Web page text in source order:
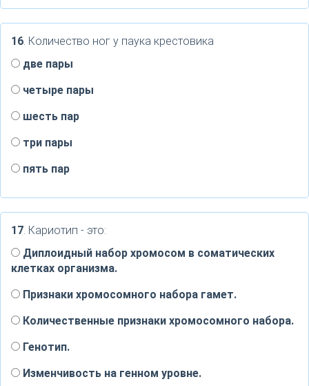
16. Количество ног у паука крестовика
две пары
четыре пары
шесть пар
три пары
пять пар
17. Кариотип - это:
Диплоидный набор хромосом в соматических
клетках организма.
Признаки хромосомного набора гамет.
Количественные признаки хромосомного набора.
Генотип.
Изменчивость на генном уровне.